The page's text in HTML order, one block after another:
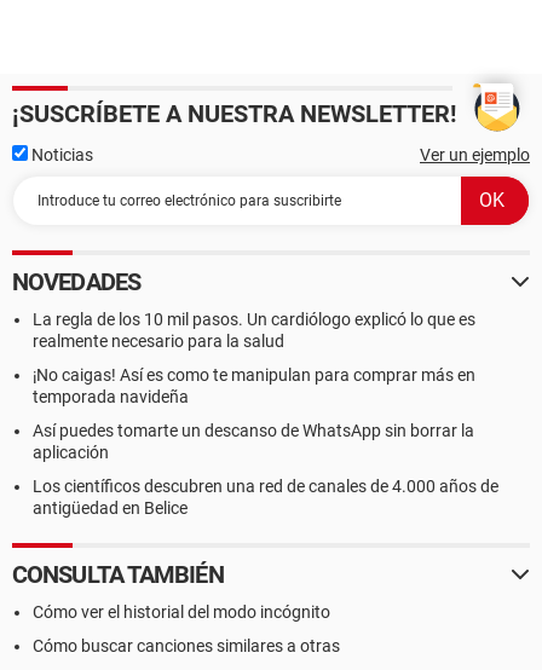
¡SUSCRÍBETE A NUESTRA NEWSLETTER!
Noticias Ver un ejemplo
NOVEDADES
La regla de los 10 mil pasos. Un cardiólogo explicó lo que es
realmente necesario para la salud
¡No caigas! Así es como te manipulan para comprar más en
temporada navideña
Así puedes tomarte un descanso de WhatsApp sin borrar la
aplicación
Los científicos descubren una red de canales de 4.000 años de
antigüedad en Belice
CONSULTA TAMBIÉN
Cómo ver el historial del modo incógnito
Cómo buscar canciones similares a otras